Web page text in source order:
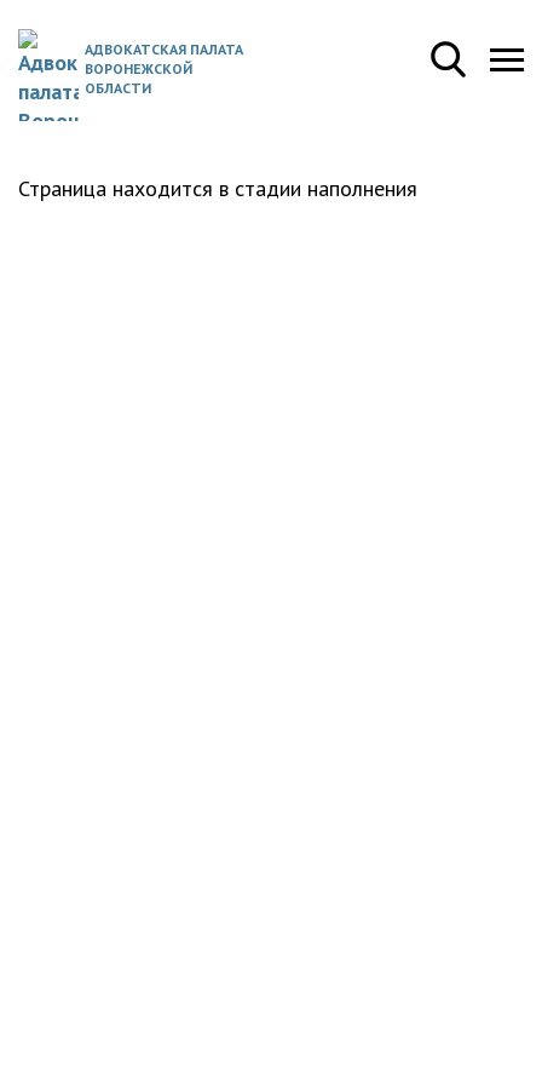
АДВОКАТСКАЯ ПАЛАТА
ВОРОНЕЖСКОЙ
ОБЛАСТИ
Страница находится в стадии наполнения